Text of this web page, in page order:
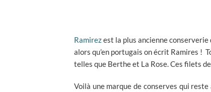
Ramirezest la plus ancienne conserverie
alors qu’en portugais on écrit Ramires !
telles que Berthe et La Rose. Ces filets
Voilà une marque de conserves qui